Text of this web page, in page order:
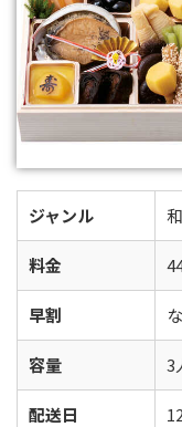
ジャンル
料金
早割
容量 3
配送日